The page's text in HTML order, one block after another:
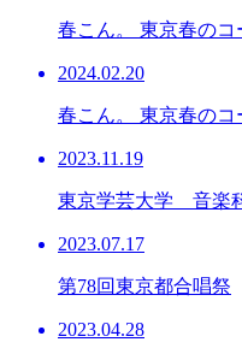
春こん。 東京春の
2024.02.20
春こん。 東京春の
2023.11.19
東京学芸大学 音楽
2023.07.17
第78回東京都合唱祭
2023.04.28